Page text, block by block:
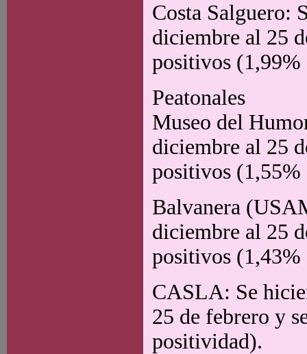
Costa Salguero:
diciembre al 25
positivos
Peatonales
Museo del
diciembre al 25
positivos
Balvanera
diciembre al 25
positivos
CASLA: Se
25 de febrero y
positividad).